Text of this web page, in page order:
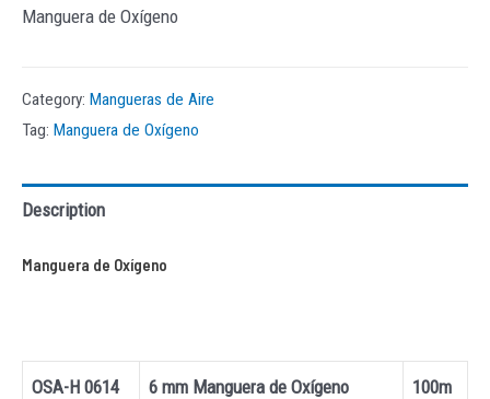
Manguera de Oxígeno
Category: Mangueras de Aire
Tag: Manguera de Oxígeno
Description
Manguera de Oxígeno
OSA-H 0614 6 mm Manguera de Oxígeno 100m